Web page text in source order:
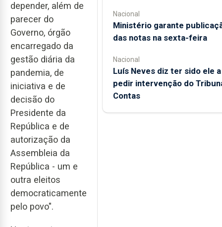
depender, além de
parecer do
Governo, órgão
encarregado da
gestão diária da
pandemia, de
iniciativa e de
decisão do
Presidente da
República e de
autorização da
Assembleia da
República - um e
outra eleitos
democraticamente
pelo povo".
Nacional
Ministério garante
das notas na sexta-feira
Nacional
Luís Neves diz ter sido ele a
pedir intervenção do
Contas